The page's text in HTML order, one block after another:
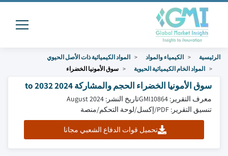
الرئيسية الكيمياء والمواد
المواد الكيميائية ذات الأصل الحيوي
المواد الخام الكيميائية الحيوية
سوق الأمونيا الخضراء
سوق الأمونيا الخضراء الحجم والمشاركة 2024 to 2032
معرف التقرير: GMI10864
تاريخ النشر: August 2024
تنسيق التقرير: PDF/إكسل/لوحة التحكم/منصة
تحميل قوات الدفاع الشعبي مجانا